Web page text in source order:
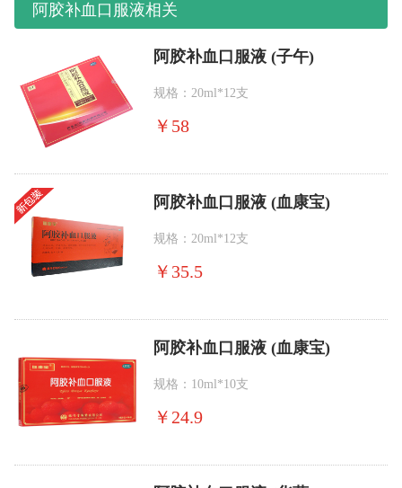
阿胶补血口服液相关
阿胶补血口服液 (子午)
规格：20ml*12支
￥ 58
阿胶补血口服液 (血康宝)
规格：20ml*12支
￥ 35.5
阿胶补血口服液 (血康宝)
规格：10ml*10支
￥ 24.9